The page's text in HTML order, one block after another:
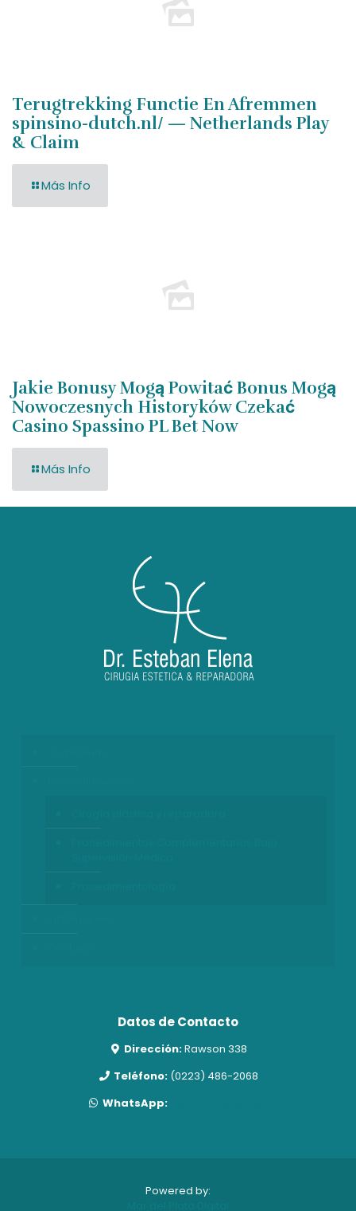
Terugtrekking Functie En Afremmen
spinsino-dutch.nl/ — Netherlands Play
& Claim
Más Info
Jakie Bonusy Mogą Powitać Bonus Mogą
Nowoczesnych Historyków Czekać
Casino Spassino PL Bet Now
Más Info
Datos de Contacto
Dirección:Rawson 338
Teléfono:(0223) 486-2068
WhatsApp:
Powered by: